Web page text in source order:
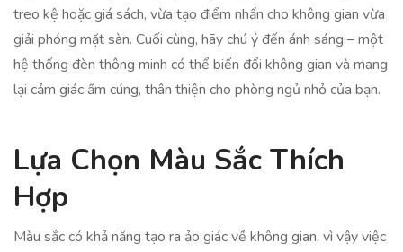
treo kệ hoặc giá sách, vừa tạo điểm nhấn cho không gian vừa
giải phóng mặt sàn. Cuối cùng, hãy chú ý đến ánh sáng – một
hệ thống đèn thông minh có thể biến đổi không gian và mang
lại cảm giác ấm cúng, thân thiện cho phòng ngủ nhỏ của bạn.
Lựa Chọn Màu Sắc Thích
Hợp
Màu sắc có khả năng tạo ra ảo giác về không gian, vì vậy việc